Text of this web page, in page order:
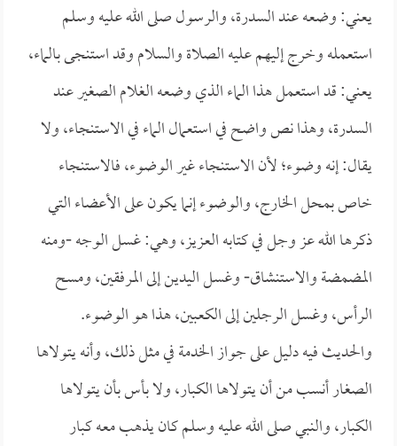
يعني: وضعه عند السدرة، والرسول صلى الله عليه وسلم
استعمله وخرج إليهم عليه الصلاة والسلام وقد استنجى بالماء،
يعني: قد استعمل هذا الماء الذي وضعه الغلام الصغير عند
السدرة، وهذا نص واضح في استعمال الماء في الاستنجاء، ولا
يقال: إنه وضوء؛ لأن الاستنجاء غير الوضوء، فالاستنجاء
خاص بمحل الخارج، والوضوء إنما يكون على الأعضاء التي
ذكرها الله عز وجل في كتابه العزيز، وهي: غسل الوجه -ومنه
المضمضة والاستنشاق- وغسل اليدين إلى المرفقين، ومسح
الرأس، وغسل الرجلين إلى الكعبين، هذا هو الوضوء.
والحديث فيه دليل على جواز الخدمة في مثل ذلك، وأنه يتولاها
الصغار أنسب من أن يتولاها الكبار، ولا بأس بأن يتولاها
الكبار، والنبي صلى الله عليه وسلم كان يذهب معه كبار